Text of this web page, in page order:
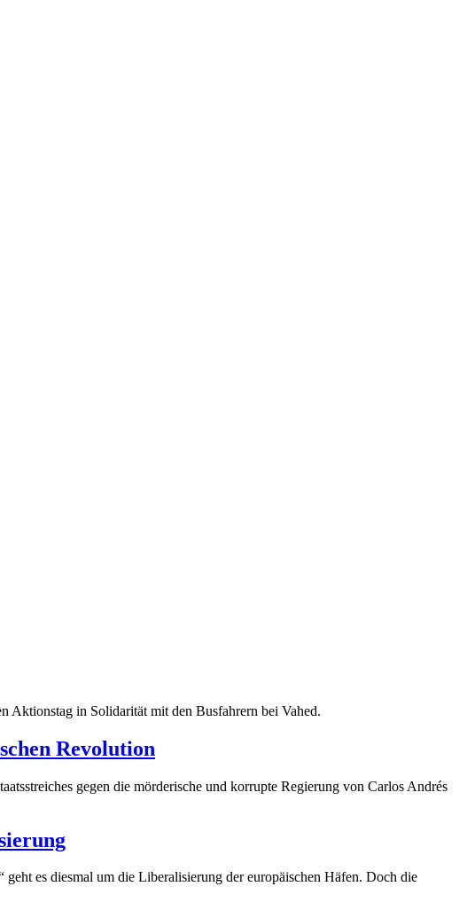
Aktionstag in Solidarität mit den Busfahrern bei Vahed.
Revolution
gegen die mörderische und korrupte Regierung von Carlos Andrés
es diesmal um die Liberalisierung der europäischen Häfen. Doch die